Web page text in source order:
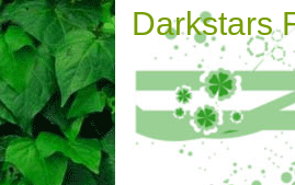
Darkstars